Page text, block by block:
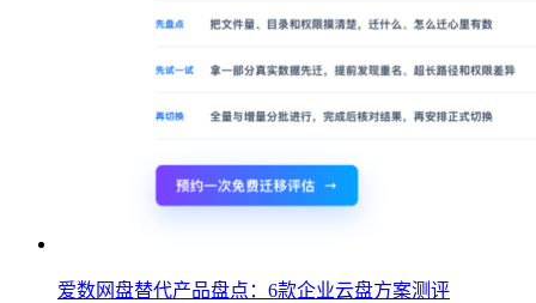
爱数网盘替代产品盘点：6款企业云盘方案测评